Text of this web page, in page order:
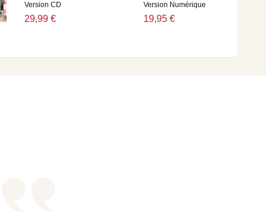
Version CD
29,99 €
Version Numérique
19,95 €